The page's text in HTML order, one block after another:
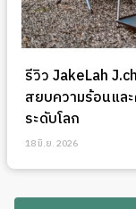
รีวิว JakeLah
สยบความร้อนแล
ระดับโลก
18 มิ.ย. 2026